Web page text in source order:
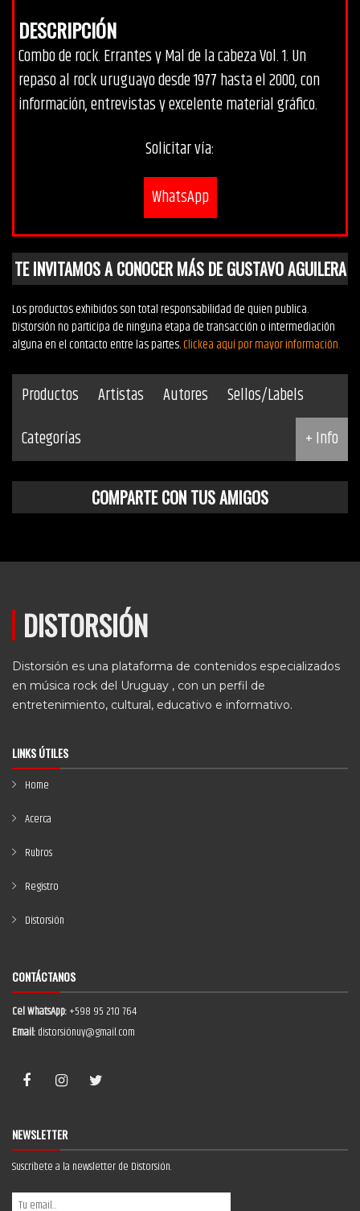
DESCRIPCIÓN
Combo de rock. Errantes y Mal de la cabeza Vol. 1. Un
repaso al rock uruguayo desde 1977 hasta el 2000, con
información, entrevistas y excelente material gráfico.
Solicitar vía:
WhatsApp
TE INVITAMOS A CONOCER MÁS DE GUSTAVO AGUILERA
Los productos exhibidos son total responsabilidad de quien publica.
Distorsión no participa de ninguna etapa de transacción o intermediación
alguna en el contacto entre las partes.Clickea aquí por mayor información.
Productos Artistas Autores
Sellos/Labels
Categorías
+ Info
COMPARTE CON TUS AMIGOS
DISTORSIÓN
Distorsión es una plataforma de contenidos especializados
en música rock del Uruguay , con un perfil de
entretenimiento, cultural, educativo e informativo.
LINKS ÚTILES
Home
Acerca
Rubros
Registro
Distorsión
CONTÁCTANOS
Cel WhatsApp:+598 95 210 764
Email:distorsiónuy@gmail.com
NEWSLETTER
Suscríbete a la newsletter de Distorsión.